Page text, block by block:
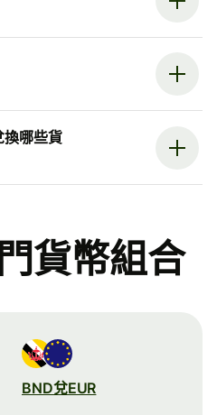
換哪些貨
貨幣組合
BND兌EUR